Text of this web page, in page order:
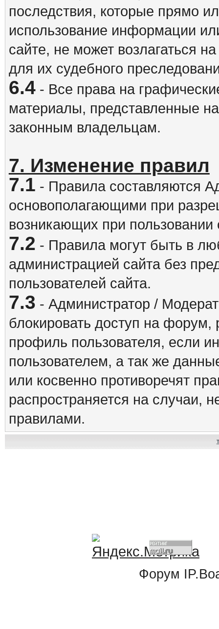
последствия, которые прямо
использование информации
сайте, не может возлагаться
для их судебного
6.4- Все права на
материалы, представленные
законным владельцам.
7. Изменение правил
7.1 - Правила составляются
основополагающими при
возникающих при пользовании
7.2 - Правила могут быть в
администрацией сайта без
пользователей сайта.
7.3 - Администратор /
блокировать доступ на форум,
профиль пользователя, если
пользователем, а так же
или косвенно противоречят
распространяется на случаи,
правилами.
Форум